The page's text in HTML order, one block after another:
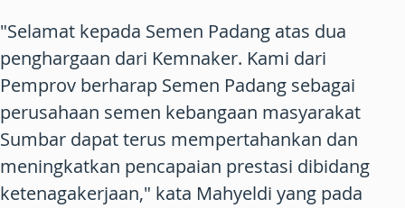
"Selamat kepada Semen Padang atas dua
penghargaan dari Kemnaker. Kami dari
Pemprov berharap Semen Padang sebagai
perusahaan semen kebangaan masyarakat
Sumbar dapat terus mempertahankan dan
meningkatkan pencapaian prestasi dibidang
ketenagakerjaan," kata Mahyeldi yang pada